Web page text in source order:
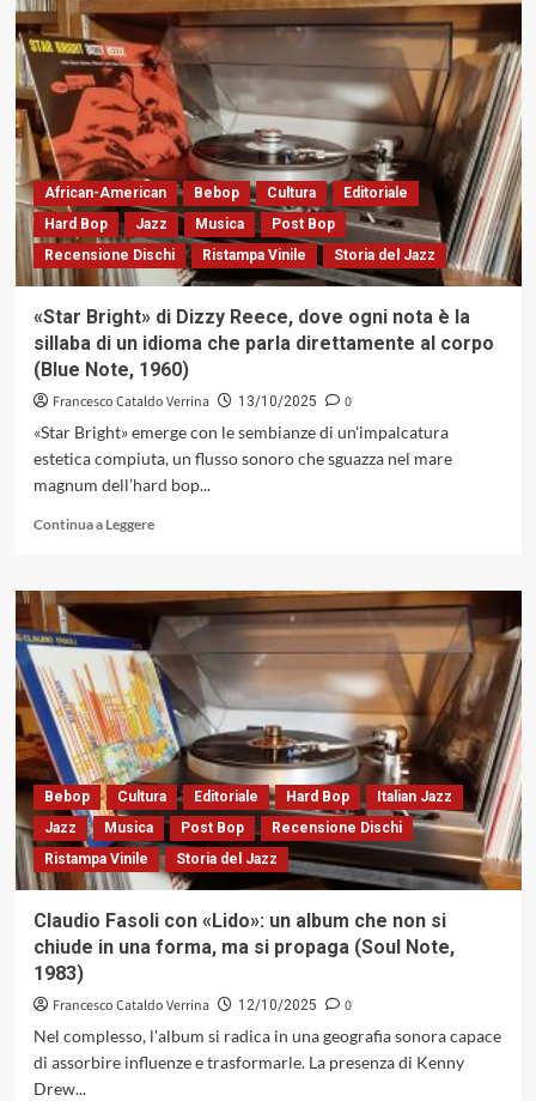
«A
Breath
Of
Fresh
Air»:
l’album
che
sancisce
la
maturità
di
Sean
Mason
l’immortalità
del
bop
(Taylor
Records,
2025)
African-American Bebop Cultura
Editoriale
Hard Bop
Jazz Musica
Post Bop
Recensione Dischi
Ristampa Vinile Storia del Jazz
«Star Bright» di Dizzy Reece, dove ogni nota è la
sillaba di un idioma che parla direttamente al corpo
(Blue Note, 1960)
Francesco Cataldo Verrina 13/10/2025
0
«Star Bright» emerge con le sembianze di un'impalcatura
estetica compiuta, un flusso sonoro che sguazza nel mare
magnum dell’hard bop...
Continua a LeggereLeggi
su
«Star
Bright»
di
Dizzy
Reece,
dove
ogni
nota
è
la
sillaba
di
un
che
parla
al
(Blue
Note,
Bebop Cultura Editoriale Hard Bop
Italian Jazz
Jazz
Musica Post Bop
Recensione Dischi
Ristampa Vinile
Storia del Jazz
Claudio Fasoli con «Lido»: un album che non si
chiude in una forma, ma si propaga (Soul Note,
1983)
Francesco Cataldo Verrina 12/10/2025
0
Nel complesso, l'album si radica in una geografia sonora capace
di assorbire influenze e trasformarle. La presenza di Kenny
Drew...